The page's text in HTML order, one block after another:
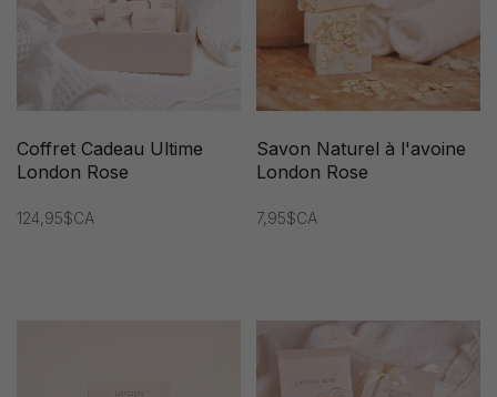
Coffret Cadeau Ultime
London Rose
124,95$CA
Savon Naturel à l'avoine
London Rose
7,95$CA